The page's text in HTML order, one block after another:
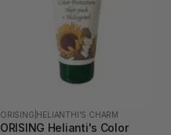
ORISING HELIANTHI'S CHARM
ORISING Helianti's Color